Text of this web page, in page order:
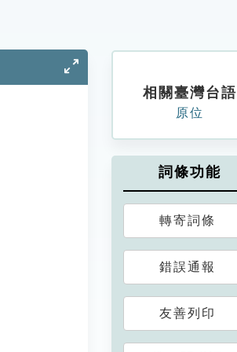
相關臺灣台語
原位
詞條功能
轉寄詞條
錯誤通報
友善列印